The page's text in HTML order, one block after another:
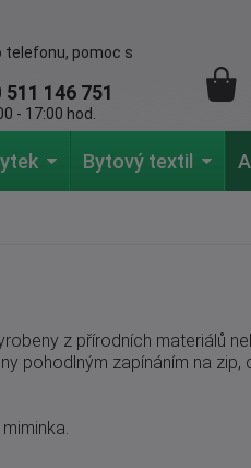
telefonu, pomoc s
511 146 751
- 17:00 hod.
Bytový textil
z přírodních materiálů
pohodlným zapínáním na zip,